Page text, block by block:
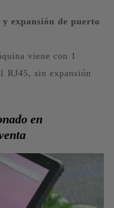
expansión de puerto
viene con 1
RJ45, sin expansión
en